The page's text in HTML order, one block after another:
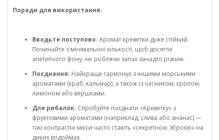
Поради для використання:
Вводьте поступово: Аромат креветки дуже стійкий.
Починайте з мінімальної кількості, щоб досягти
апетитного фону, не роблячи запах занадто різким.
Поєднання: Найкраще гармонує з іншими морськими
ароматами (краб, кальмар), а також із часником, кропом,
лимоном або вершками.
Для рибалок: Спробуйте поєднати «Креветку» з
фруктовими ароматами (наприклад, слива або ананас) —
такі контрастні мікси часто стають «секретною зброєю» на
диких водоймах.